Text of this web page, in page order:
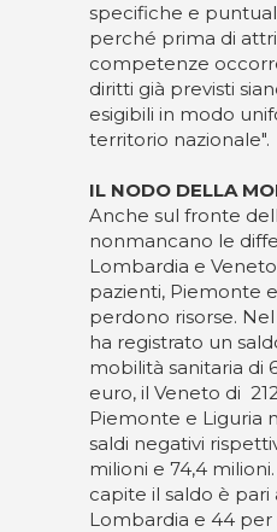
specifiche e
perché prima di
competenze
diritti già previsti
esigibili in modo
territorio nazionale".
IL NODO DELLA
Anche sul fronte
nonmancano le
Lombardia e
pazienti, Piemonte
perdono risorse.
ha registrato un
mobilità sanitaria di
euro, il Veneto di
Piemonte e Liguria
saldi negativi
milioni e 74,4
capite il saldo è pari
Lombardia e 44